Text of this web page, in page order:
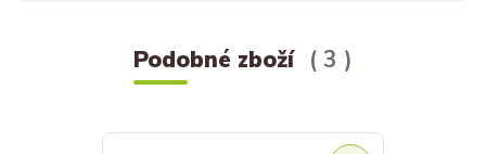
Podobné zboží 3